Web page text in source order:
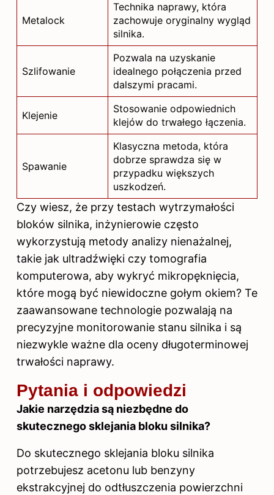
Metalock
Technika naprawy, która
zachowuje oryginalny wygląd
silnika.
Szlifowanie
Pozwala na uzyskanie
idealnego połączenia przed
dalszymi pracami.
Klejenie
Stosowanie odpowiednich
klejów do trwałego łączenia.
Spawanie
Klasyczna metoda, która
dobrze sprawdza się w
przypadku większych
uszkodzeń.
Czy wiesz, że przy testach wytrzymałości
bloków silnika, inżynierowie często
wykorzystują metody analizy nienażalnej,
takie jak ultradźwięki czy tomografia
komputerowa, aby wykryć mikropęknięcia,
które mogą być niewidoczne gołym okiem? Te
zaawansowane technologie pozwalają na
precyzyjne monitorowanie stanu silnika i są
niezwykle ważne dla oceny długoterminowej
trwałości naprawy.
Pytania i odpowiedzi
Jakie narzędzia są niezbędne do
skutecznego sklejania bloku silnika?
Do skutecznego sklejania bloku silnika
potrzebujesz acetonu lub benzyny
ekstrakcyjnej do odtłuszczenia powierzchni